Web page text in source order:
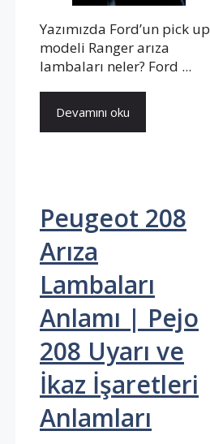
Yazımızda Ford’un pick up
modeli Ranger arıza
lambaları neler? Ford ...
Devamını oku
Peugeot 208
Arıza
Lambaları
Anlamı | Pejo
208 Uyarı ve
İkaz İşaretleri
Anlamları